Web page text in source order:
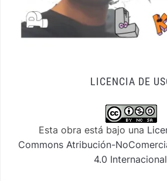
LICENCIA DE
Esta obra está bajo una
Commons Atribución-
4.0 Internacional